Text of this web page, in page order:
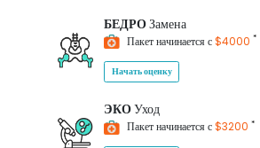
БЕДРОЗамена
Пакет начинается с$4000 *
Начать оценку
ЭКОУход
Пакет начинается с$3200 *